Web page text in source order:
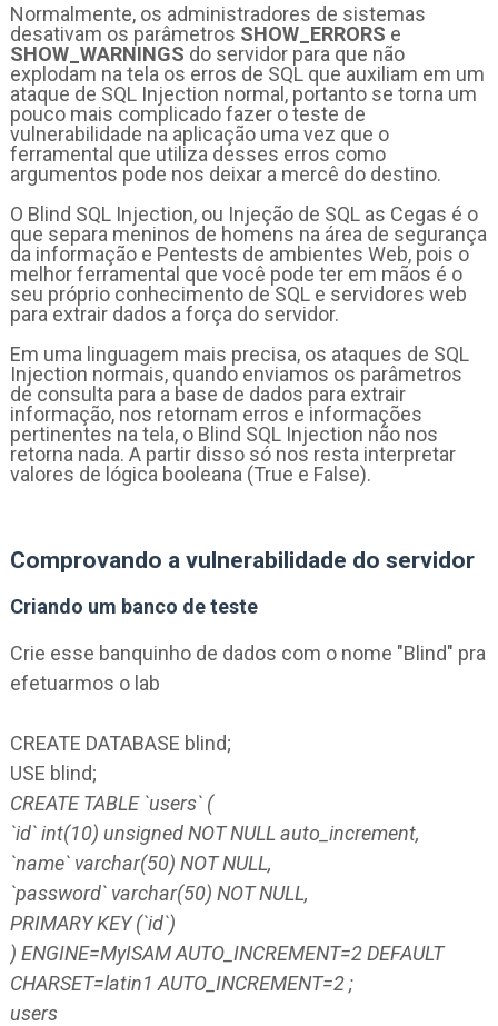
Normalmente, os administradores de sistemas
desativam os parâmetros SHOW_ERRORS e
SHOW_WARNINGS do servidor para que não
explodam na tela os erros de SQL que auxiliam em um
ataque de SQL Injection normal, portanto se torna um
pouco mais complicado fazer o teste de
vulnerabilidade na aplicação uma vez que o
ferramental que utiliza desses erros como
argumentos pode nos deixar a mercê do destino.
O Blind SQL Injection, ou Injeção de SQL as Cegas é o
que separa meninos de homens na área de segurança
da informação e Pentests de ambientes Web, pois o
melhor ferramental que você pode ter em mãos é o
seu próprio conhecimento de SQL e servidores web
para extrair dados a força do servidor.
Em uma linguagem mais precisa, os ataques de SQL
Injection normais, quando enviamos os parâmetros
de consulta para a base de dados para extrair
informação, nos retornam erros e informações
pertinentes na tela, o Blind SQL Injection não nos
retorna nada. A partir disso só nos resta interpretar
valores de lógica booleana (True e False).
Comprovando a vulnerabilidade do servidor
Criando um banco de teste
Crie esse banquinho de dados com o nome "Blind" pra
efetuarmos o lab
CREATE DATABASE blind;
USE blind;
CREATE TABLE `users` (
`id` int(10) unsigned NOT NULL auto_increment,
`name` varchar(50) NOT NULL,
`password` varchar(50) NOT NULL,
PRIMARY KEY (`id`)
) ENGINE=MyISAM AUTO_INCREMENT=2 DEFAULT
CHARSET=latin1 AUTO_INCREMENT=2 ;
users ­­